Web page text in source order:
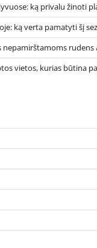
ką privalu žinoti
ką verta pamatyti šį
nepamirštamoms
vietos, kurias būtina